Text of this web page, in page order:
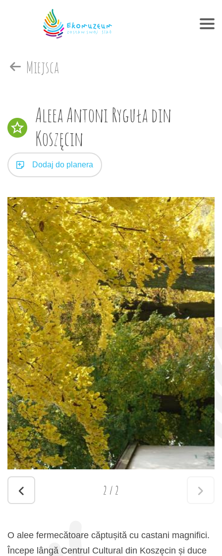
Miejsca
Aleea Antoni Ryguła din
Koszęcin
Dodaj do planera
2 / 2
O alee fermecătoare căptușită cu castani magnifici.
Începe lângă Centrul Cultural din Koszęcin și duce